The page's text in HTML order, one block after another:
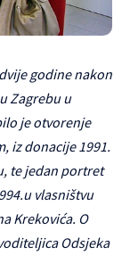
godine nakon
Zagrebu u
je otvorenje
iz donacije 1991.
te jedan portret
vlasništvu
Krekovića. O
Odsjeka